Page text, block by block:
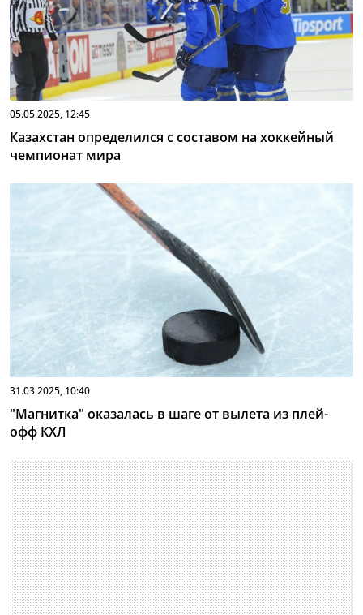
05.05.2025, 12:45
Казахстан определился с составом на хоккейный
чемпионат мира
31.03.2025, 10:40
"Магнитка" оказалась в шаге от вылета из плей-
офф КХЛ